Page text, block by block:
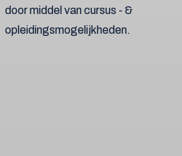
door middel van cursus - &
opleidingsmogelijkheden.